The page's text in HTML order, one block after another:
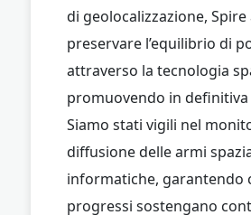
di geolocalizzazione, Spire
preservare l’equilibrio di
attraverso la tecnologia
promuovendo in definitiva
Siamo stati vigili nel
diffusione delle armi
informatiche, garantendo
progressi sostengano